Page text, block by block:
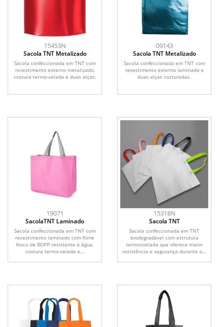
15453N
Sacola TNT Metalizado
Sacola confeccionada em TNT com
revestimento externo metalizado,
costura termo-selada e duas alças.
09143
Sacola TNT Metalizado
Sacola confeccionada em TNT com
revestimento externo laminado e
duas alças costuradas.
19071
SacolaTNT Laminado
Sacola confeccionada em TNT com
revestimento laminado com filme
fosco de BOPP resistente à água,
costura termo-selada e...
15318N
Sacola TNT
Sacola confeccionada em TNT
biodegradável com estrutura
termosselada que oferece maior
resistência e segurança durante o...